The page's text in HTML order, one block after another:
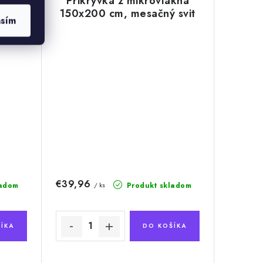
150x200 cm, mesačný svit
Produkt skladom
€39,96 / ks
DO KOŠÍKA